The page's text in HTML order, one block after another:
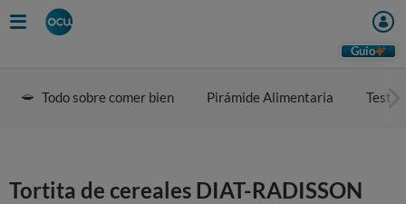
Guio
Todo sobre comer bien Pirámide Alimentaria Test
Tortita de cereales DIAT-RADISSON